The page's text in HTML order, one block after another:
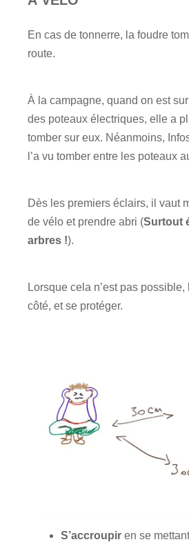
En cas de tonnerre, la foudre
route.
À la campagne, quand on est
des poteaux électriques, elle a
tomber sur eux. Néanmoins,
l’a vu tomber entre les poteaux
Dès les premiers éclairs, il vaut
de vélo et prendre abri (Surtout
arbres !).
Lorsque cela n’est pas
côté, et se protéger.
S’accroupir en se